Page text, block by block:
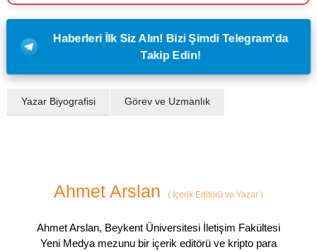
Haberleri İlk Siz Alın! Bizi Şimdi Telegram'da
Takip Edin!
Yazar Biyografisi Görev ve Uzmanlık
Ahmet Arslan ( İçerik Editörü ve Yazar )
Ahmet Arslan, Beykent Üniversitesi İletişim Fakültesi
Yeni Medya mezunu bir içerik editörü ve kripto para